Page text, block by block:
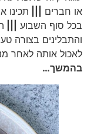
או חברים|||
תכינו
בכל סוף השבוע|||
והתבלינים בצורה
לאכול אותה לאחר
בהמשך…